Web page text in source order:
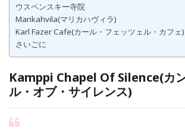
ウスペンスキー寺院
Marikahvila(マリカハヴィラ)
Karl Fazer Cafe(カール・フェッツェル・カフェ)
さいごに
Kamppi Chapel Of Silence(カ
ル・オブ・サイレンス)